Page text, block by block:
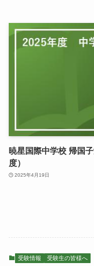
暁星国際中学校 帰国
度）
2025年4月19日
受験情報 受験生の皆様へ